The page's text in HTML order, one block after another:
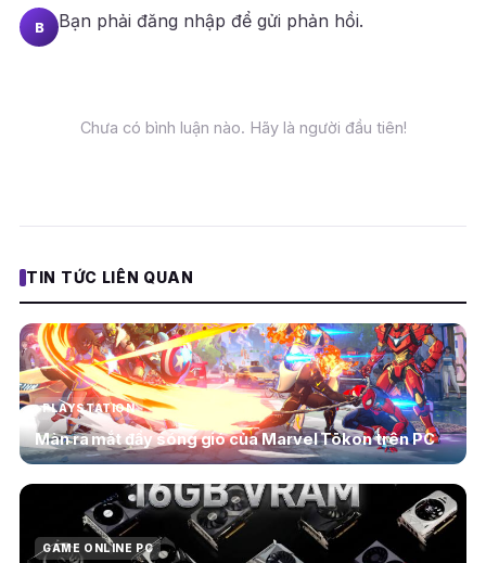
B Bạn phải đăng nhập để gửi phản hồi.
Chưa có bình luận nào. Hãy là người đầu tiên!
TIN TỨC LIÊN QUAN
PLAYSTATION
Màn ra mắt đầy sóng gió của Marvel Tōkon trên PC
GAME ONLINE PC